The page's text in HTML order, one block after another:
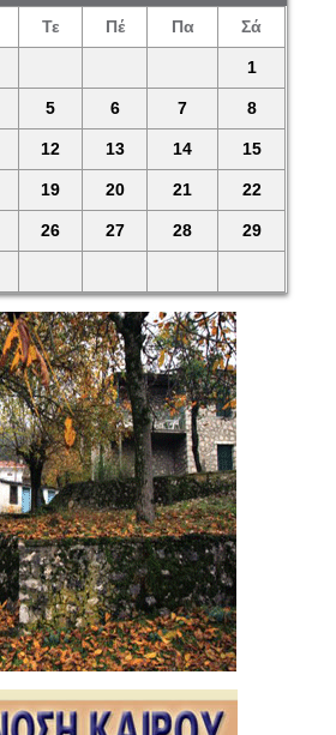
Τε Πέ Πα Σά
1
5 6 7 8
12 13 14 15
19 20 21 22
26 27 28 29